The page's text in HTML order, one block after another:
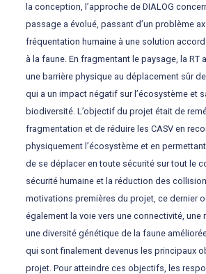
la conception, l’approche de DIALOG
passage a évolué, passant d’un problème
fréquentation humaine à une solution
à la faune. En fragmentant le paysage, la RT
une barrière physique au déplacement sûr
qui a un impact négatif sur l’écosystème et
biodiversité. L’objectif du projet était de
fragmentation et de réduire les CASV en
physiquement l’écosystème et en
de se déplacer en toute sécurité sur tout le
sécurité humaine et la réduction des
motivations premières du projet, ce dernier
également la voie vers une connectivité, une
une diversité génétique de la faune
qui sont finalement devenus les principaux
projet. Pour atteindre ces objectifs, les